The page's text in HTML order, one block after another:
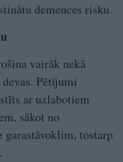
demences risku.
vairāk nekā
Pētījumi
ar uzlabotiem
sākot no
tostarp